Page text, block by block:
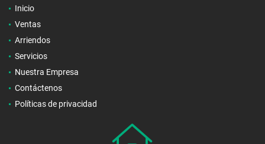
Inicio
Ventas
Arriendos
Servicios
Nuestra Empresa
Contáctenos
Políticas de privacidad